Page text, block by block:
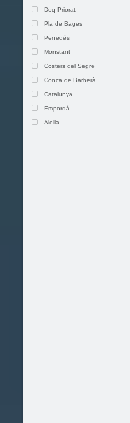
Doq Priorat
Pla de Bages
Penedés
Monstant
Costers del Segre
Conca de Barberà
Catalunya
Empordá
Alella